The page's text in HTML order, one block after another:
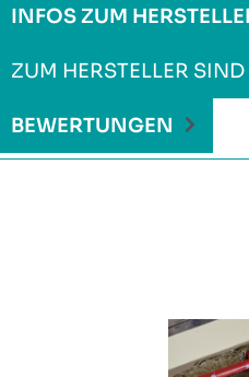
INFOS ZUM
ZUM HERSTELLER
BEWERTUNGEN